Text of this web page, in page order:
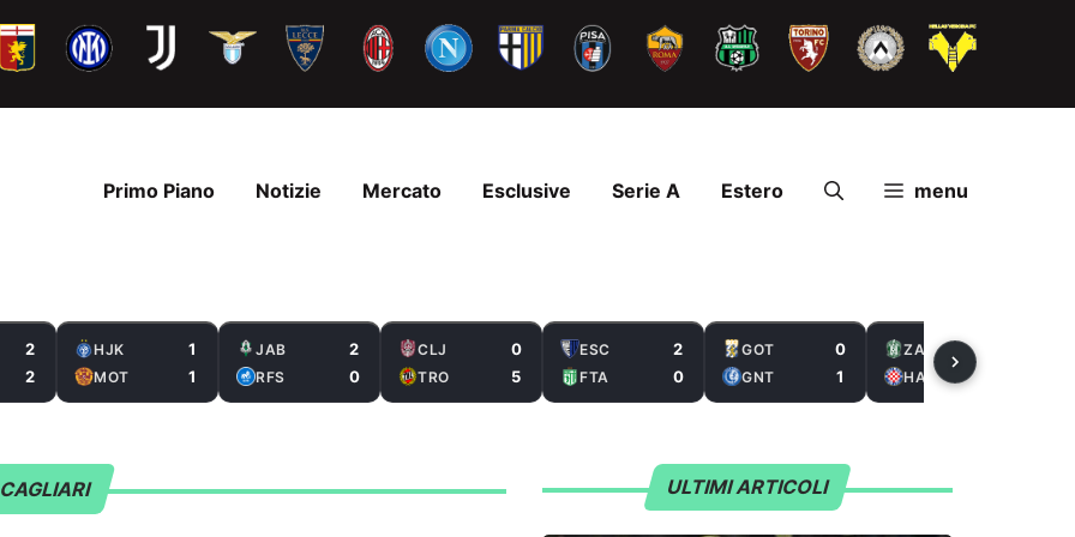
Primo Piano Notizie Mercato Esclusive Serie A Estero menu
2
2
HJK 1
MOT 1
JAB 2
RFS 0
CLJ 0
TRO 5
ESC 2
FTA 0
GOT 0
GNT 1
ZAL
HAS
CAGLIARI ULTIMI ARTICOLI